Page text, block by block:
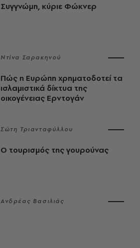
Συγγνώμη, κύριε Φώκνερ
Ντίνα Σαρακηνού
Πώς η Ευρώπη χρηματοδοτεί τα
ισλαμιστικά δίκτυα της
οικογένειας Ερντογάν
Σώτη Τριανταφύλλου
Ο τουρισμός της γουρούνας
Ανδρέας Βασιλιάς